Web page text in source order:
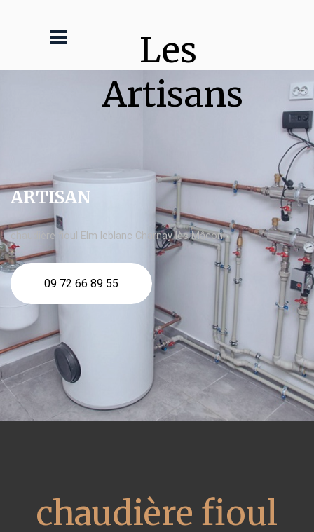
Les
Artisans
ARTISAN
chaudière fioul Elm leblanc Charnay lès Mâcon
09 72 66 89 55
chaudière fioul